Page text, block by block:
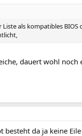
als kompatibles BIOS
dauert wohl noch
besteht da ja keine